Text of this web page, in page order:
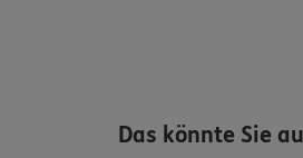
Das könnte Sie